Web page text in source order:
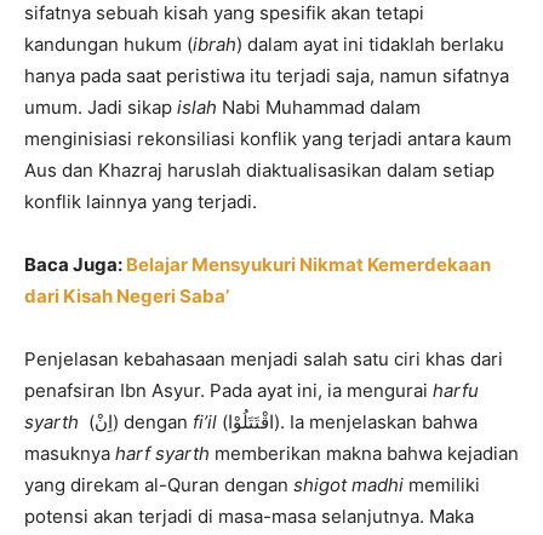
sifatnya sebuah kisah yang spesifik akan tetapi
kandungan hukum (ibrah) dalam ayat ini tidaklah berlaku
hanya pada saat peristiwa itu terjadi saja, namun sifatnya
umum. Jadi sikap islah Nabi Muhammad dalam
menginisiasi rekonsiliasi konflik yang terjadi antara kaum
Aus dan Khazraj haruslah diaktualisasikan dalam setiap
konflik lainnya yang terjadi.
Baca Juga: Belajar Mensyukuri Nikmat Kemerdekaan
dari Kisah Negeri Saba’
Penjelasan kebahasaan menjadi salah satu ciri khas dari
penafsiran Ibn Asyur. Pada ayat ini, ia mengurai harfu
syarth
(اِنْ) dengan fi’il (اقْتَتَلُوْا). Ia menjelaskan bahwa
masuknya harf syarth memberikan makna bahwa kejadian
yang direkam al-Quran dengan shigot madhi memiliki
potensi akan terjadi di masa-masa selanjutnya. Maka